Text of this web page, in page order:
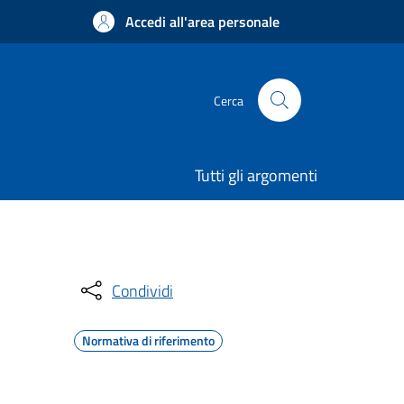
Accedi all'area personale
Cerca
Tutti gli argomenti
Condividi
Normativa di riferimento